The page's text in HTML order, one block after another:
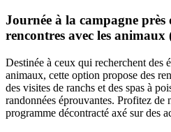
Journée à la campagne
rencontres avec les
Destinée à ceux qui recherchent des
animaux, cette option propose des
des visites de ranchs et des spas à
randonnées éprouvantes. Profitez de
programme décontracté axé sur des